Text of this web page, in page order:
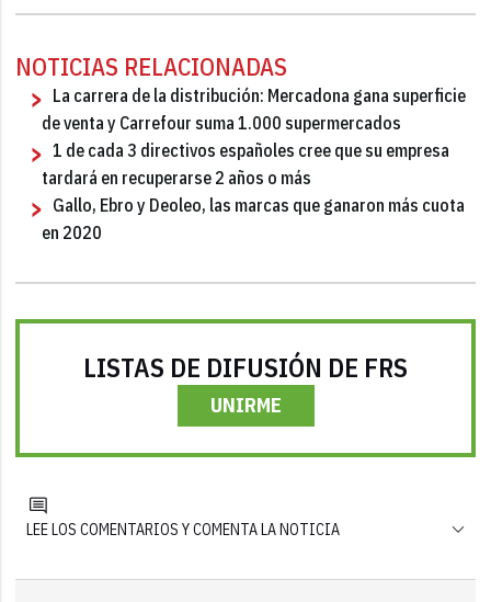
NOTICIAS RELACIONADAS
La carrera de la distribución: Mercadona gana superficie
de venta y Carrefour suma 1.000 supermercados
1 de cada 3 directivos españoles cree que su empresa
tardará en recuperarse 2 años o más
Gallo, Ebro y Deoleo, las marcas que ganaron más cuota
en 2020
LISTAS DE DIFUSIÓN DE FRS
UNIRME
LEE LOS COMENTARIOS Y COMENTA LA NOTICIA